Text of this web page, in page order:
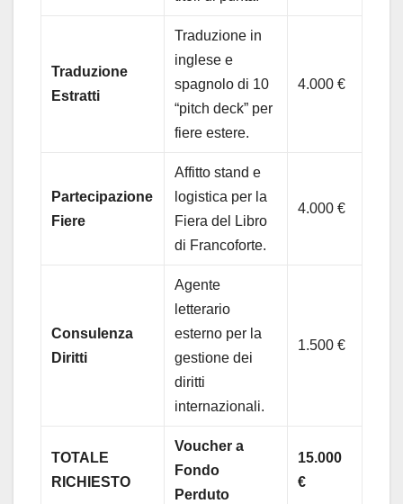
Traduzione
Estratti
Traduzione in
inglese e
spagnolo di 10
“pitch deck” per
fiere estere.
4.000 €
Partecipazione
Fiere
Affitto stand e
logistica per la
Fiera del Libro
di Francoforte.
4.000 €
Consulenza
Diritti
Agente
letterario
esterno per la
gestione dei
diritti
internazionali.
1.500 €
TOTALE
RICHIESTO
Voucher a
Fondo
Perduto
15.000
€